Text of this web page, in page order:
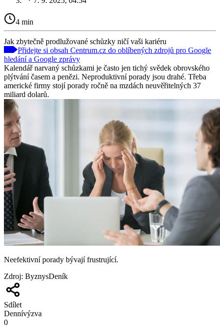
4 min
Jak zbytečně prodlužované schůzky ničí vaši kariéru
Přidejte si obsah Centrum.cz do oblíbených zdrojů pro Google
hledání a Google zprávy
Kalendář narvaný schůzkami je často jen tichý svědek obrovského
plýtvání časem a penězi. Neproduktivní porady jsou drahé. Třeba
americké firmy stojí porady ročně na mzdách neuvěřitelných 37
miliard dolarů.
Neefektivní porady bývají frustrující.
Zdroj: ByznysDeník
Sdílet
Dennívýzva
0